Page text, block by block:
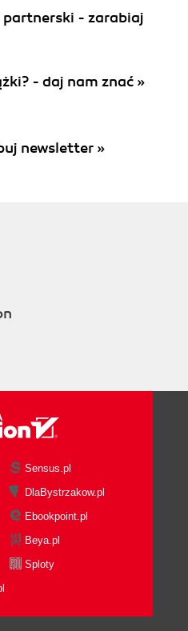
partnerski - zarabiaj
- daj nam znać »
newsletter »
Sensus.pl
DlaBystrzakow.pl
Ebookpoint.pl
Beya.pl
Sploty